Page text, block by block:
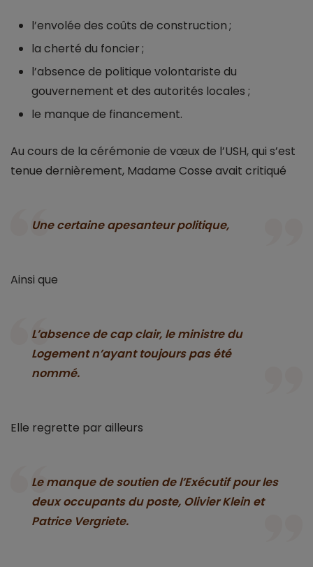
l’envolée des coûts de construction ;
la cherté du foncier ;
l’absence de politique volontariste du
gouvernement et des autorités locales ;
le manque de financement.
Au cours de la cérémonie de vœux de l’USH, qui s’est
tenue dernièrement, Madame Cosse avait critiqué
Une certaine apesanteur politique,
Ainsi que
L’absence de cap clair, le ministre du
Logement n’ayant toujours pas été
nommé.
Elle regrette par ailleurs
Le manque de soutien de l’Exécutif pour les
deux occupants du poste, Olivier Klein et
Patrice Vergriete.